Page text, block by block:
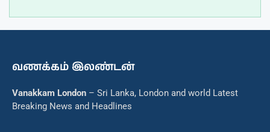
வணக்கம் இலண்டன்
Vanakkam London – Sri Lanka, London and world Latest
Breaking News and Headlines